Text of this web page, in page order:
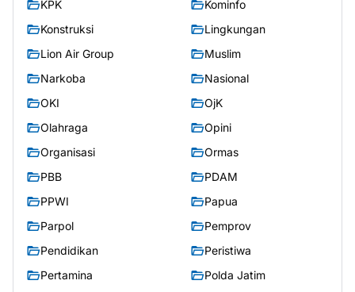
KPK
Kominfo
Konstruksi
Lingkungan
Lion Air Group
Muslim
Narkoba
Nasional
OKI
OjK
Olahraga
Opini
Organisasi
Ormas
PBB
PDAM
PPWI
Papua
Parpol
Pemprov
Pendidikan
Peristiwa
Pertamina
Polda Jatim